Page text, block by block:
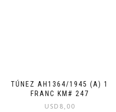
TÚNEZ AH1364/1945 (A) 1
FRANC KM# 247
USD 8,00